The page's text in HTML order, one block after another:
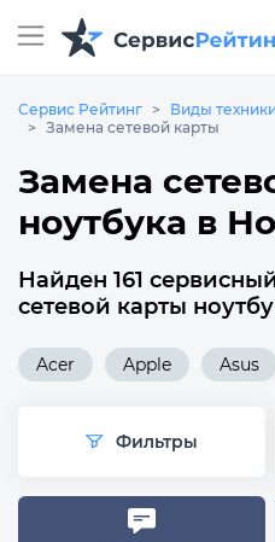
Сервис Рейтинг Виды
Замена сетевой карты
Замена
ноутбука в
Найден 161
сетевой карты
Acer Apple Asus
Фильтры